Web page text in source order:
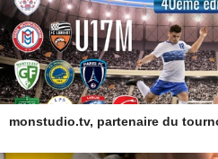
monstudio.tv, partenaire du